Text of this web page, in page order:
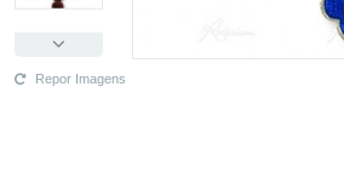
Repor Imagens